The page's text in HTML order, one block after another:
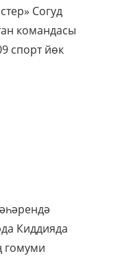
Согуд
командасы
спорт йөк
Киддияда
гомуми